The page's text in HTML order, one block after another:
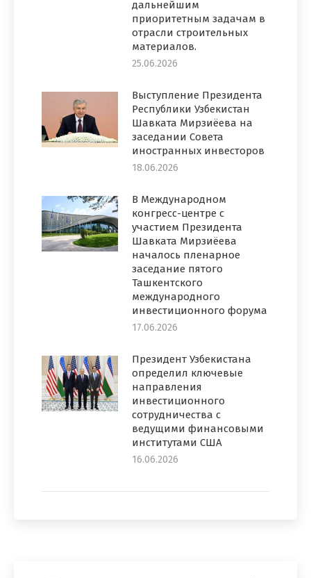
дальнейшим
приоритетным задачам в
отрасли строительных
материалов.
25.06.2026
Выступление Президента
Республики Узбекистан
Шавката Мирзиёева на
заседании Совета
иностранных инвесторов
18.06.2026
В Международном
конгресс-центре с
участием Президента
Шавката Мирзиёева
началось пленарное
заседание пятого
Ташкентского
международного
инвестиционного форума
17.06.2026
Президент Узбекистана
определил ключевые
направления
инвестиционного
сотрудничества с
ведущими финансовыми
институтами США
16.06.2026